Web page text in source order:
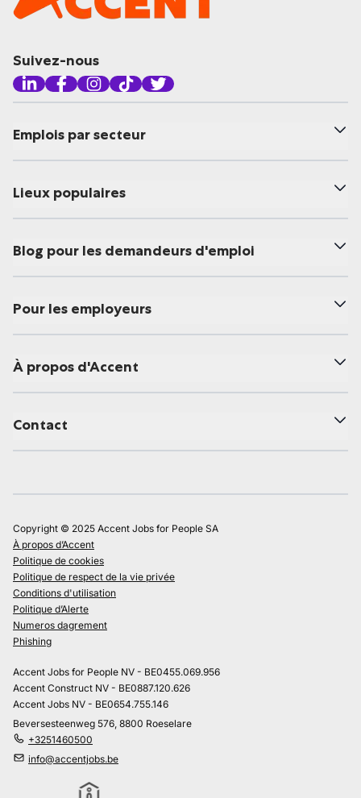
Suivez-nous
Emplois par secteur
Lieux populaires
Blog pour les demandeurs d'emploi
Pour les employeurs
À propos d'Accent
Contact
Copyright © 2025 Accent Jobs for People SA
À propos d’Accent
Politique de cookies
Politique de respect de la vie privée
Conditions d'utilisation
Politique d’Alerte
Numeros dagrement
Phishing
Accent Jobs for People NV - BE0455.069.956
Accent Construct NV - BE0887.120.626
Accent Jobs NV - BE0654.755.146
Beversesteenweg 576, 8800 Roeselare
+3251460500
info@accentjobs.be